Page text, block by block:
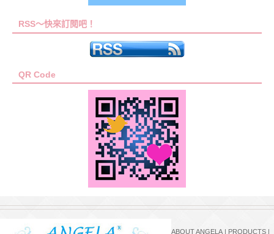
RSS～快來訂閱吧！
QR Code
ABOUT ANGELA PRODUCTS